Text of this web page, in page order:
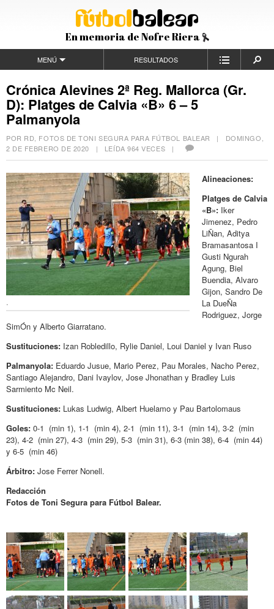
En memoria de Nofre Riera
MENÚ RESULTADOS
Crónica Alevines 2ª Reg. Mallorca (Gr.
D): Platges de Calvia «B» 6 – 5
Palmanyola
POR RD, FOTOS DE TONI SEGURA PARA FÚTBOL BALEAR | DOMINGO,
2 DE FEBRERO DE 2020 | LEÍDA 964 VECES |
.
Alineaciones:
Platges de Calvia
«B»: Iker
Jimenez, Pedro
LiÑan, Aditya
Bramasantosa I
Gusti Ngurah
Agung, Biel
Buendia, Alvaro
Gijon, Sandro De
La DueÑa
Rodriguez, Jorge
SimÓn y Alberto Giarratano.
Sustituciones: Izan Robledillo, Rylie Daniel, Loui Daniel y Ivan Ruso
Palmanyola: Eduardo Jusue, Mario Perez, Pau Morales, Nacho Perez,
Santiago Alejandro, Dani Ivaylov, Jose Jhonathan y Bradley Luis
Sarmiento Mc Neil.
Sustituciones: Lukas Ludwig, Albert Huelamo y Pau Bartolomaus
Goles: 0-1 (min 1), 1-1 (min 4), 2-1 (min 11), 3-1 (min 14), 3-2 (min
23), 4-2 (min 27), 4-3 (min 29), 5-3 (min 31), 6-3 (min 38), 6-4 (min 44)
y 6-5 (min 46)
Árbitro: Jose Ferrer Nonell.
Redacción
Fotos de Toni Segura para Fútbol Balear.